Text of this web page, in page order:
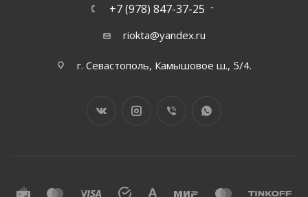
+7 (978) 847-37-25
riokta@yandex.ru
г. Севастополь, Камышовое ш., 5/4.